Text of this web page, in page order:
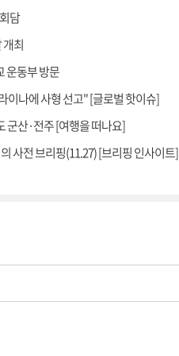
담
최
운동부 방문
이나에 사형 선고" [글로벌 핫이슈]
군산·전주 [여행을 떠나요]
사전 브리핑(11.27) [브리핑 인사이트]